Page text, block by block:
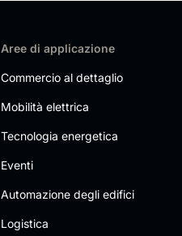
Aree di applicazione
Commercio al dettaglio
Mobilità elettrica
Tecnologia energetica
Eventi
Automazione degli edifici
Logistica